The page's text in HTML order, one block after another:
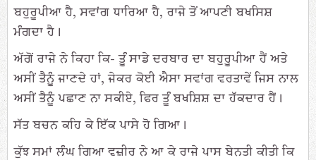
ਬਹੁਰੂਪੀਆ ਹੈ, ਸਵਾਂਗ ਧਾਰਿਆ ਹੈ, ਰਾਜੇ ਤੋਂ ਆਪਣੀ ਬਖਸਿਸ਼
ਮੰਗਦਾ ਹੈ।
ਅੱਗੋਂ ਰਾਜੇ ਨੇ ਕਿਹਾ ਕਿ- ਤੂੰ ਸਾਡੇ ਦਰਬਾਰ ਦਾ ਬਹੁਰੂਪੀਆ ਹੈਂ ਅਤੇ
ਅਸੀਂ ਤੈਨੂੰ ਜਾਣਦੇ ਹਾਂ, ਜੇਕਰ ਕੋਈ ਐਸਾ ਸਵਾਂਗ ਵਰਤਾਵੇਂ ਜਿਸ ਨਾਲ
ਅਸੀਂ ਤੈਨੂੰ ਪਛਾਣ ਨਾ ਸਕੀਏ, ਫਿਰ ਤੂੰ ਬਖਸ਼ਿਸ਼ ਦਾ ਹੱਕਦਾਰ ਹੈਂ।
ਸੱਤ ਬਚਨ ਕਹਿ ਕੇ ਇੱਕ ਪਾਸੇ ਹੋ ਗਿਆ।
ਕੁੱਝ ਸਮਾਂ ਲੰਘ ਗਿਆ ਵਜ਼ੀਰ ਨੇ ਆ ਕੇ ਰਾਜੇ ਪਾਸ ਬੇਨਤੀ ਕੀਤੀ ਕਿ